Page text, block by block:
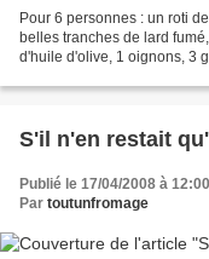
Pour 6 personnes : un roti
belles tranches de lard
d'huile d'olive, 1 oignons, 3
S'il n'en restait
Publié le 17/04/2008 à 12:00
Par toutunfromage